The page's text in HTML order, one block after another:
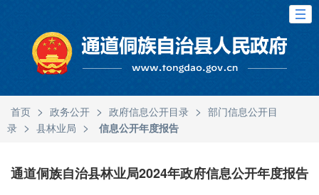
首页 > 政务公开 > 政府信息公开目录 > 部门信息公开目
录 > 县林业局 > 信息公开年度报告
通道侗族自治县林业局2024年政府信息公开年度报告